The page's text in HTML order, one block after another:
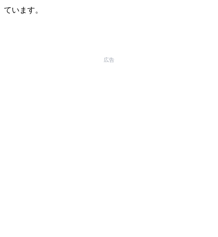
ています。
広告